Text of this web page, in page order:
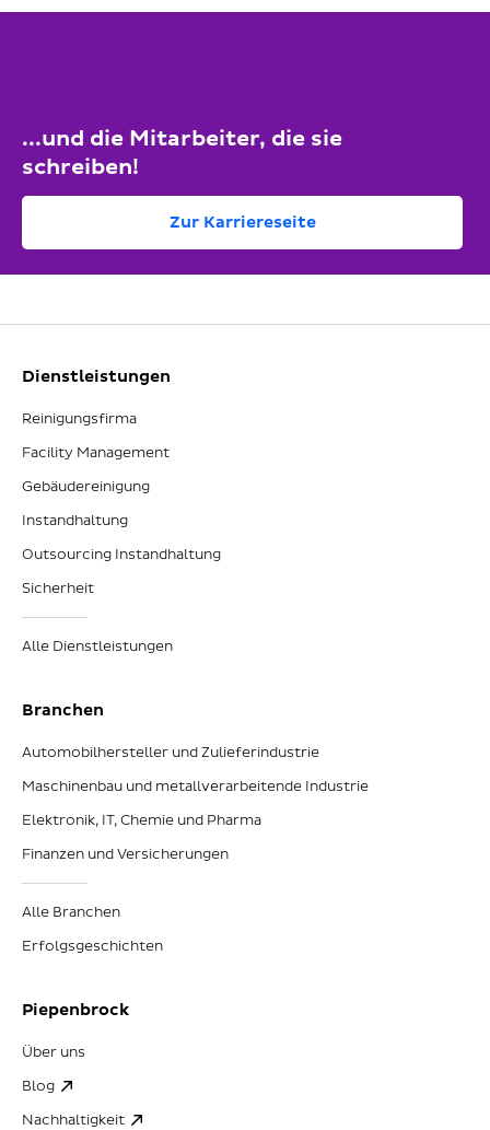
...und die Mitarbeiter, die sie
schreiben!
Zur Karriereseite
Dienstleistungen
Reinigungsfirma
Facility Management
Gebäudereinigung
Instandhaltung
Outsourcing Instandhaltung
Sicherheit
Alle Dienstleistungen
Branchen
Automobilhersteller und Zulieferindustrie
Maschinenbau und metallverarbeitende Industrie
Elektronik, IT, Chemie und Pharma
Finanzen und Versicherungen
Alle Branchen
Erfolgsgeschichten
Piepenbrock
Über uns
Blog
Nachhaltigkeit